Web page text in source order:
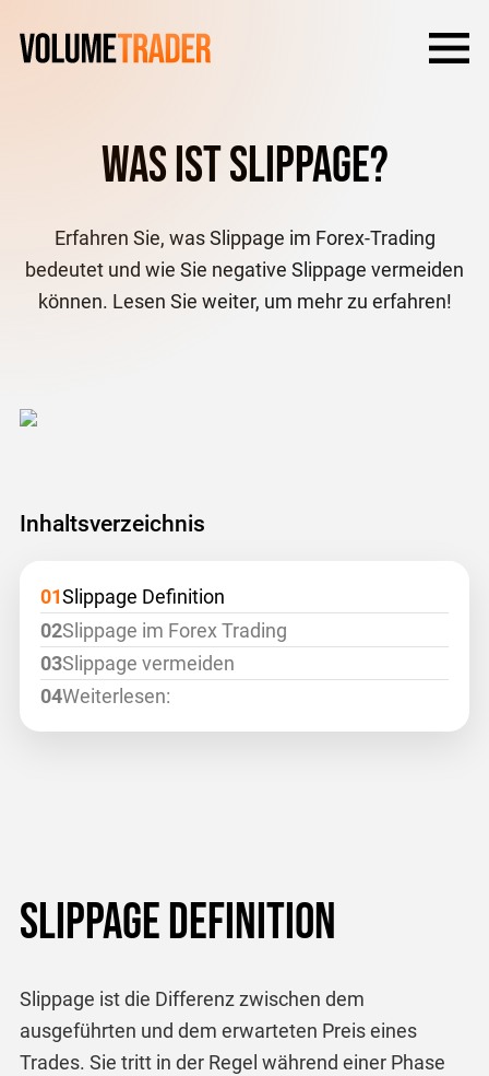
Was ist Slippage?
Erfahren Sie, was Slippage im Forex-Trading
bedeutet und wie Sie negative Slippage vermeiden
können. Lesen Sie weiter, um mehr zu erfahren!
Inhaltsverzeichnis
Slippage Definition
Slippage im Forex Trading
Slippage vermeiden
Weiterlesen:
Slippage Definition
Slippage ist die Differenz zwischen dem
ausgeführten und dem erwarteten Preis eines
Trades. Sie tritt in der Regel während einer Phase